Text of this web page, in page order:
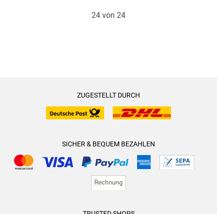
24 von 24
ZUGESTELLT DURCH
SICHER & BEQUEM BEZAHLEN